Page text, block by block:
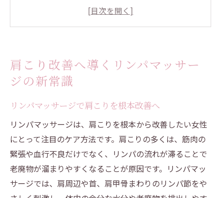
埼玉の肩こり対策に効くリンパマッサージ
リラクゼーションと肩こり対策の最適解とは
リンパマッサージで叶える肩こり対策の極
意
リラクゼーション効果で肩こりを和らげる
方法
埼玉女性が実践する肩こりケアと最新リン
パ術
肩こり改善に導くリラクゼーションマッサ
ージ
肩こり改善へ導くリンパマッサー
ジの新常識
リンパマッサージで肩こりを根本改善へ
リンパマッサージは、肩こりを根本から改善したい女性
にとって注目のケア方法です。肩こりの多くは、筋肉の
緊張や血行不良だけでなく、リンパの流れが滞ることで
老廃物が溜まりやすくなることが原因です。リンパマッ
サージでは、肩周辺や首、肩甲骨まわりのリンパ節をや